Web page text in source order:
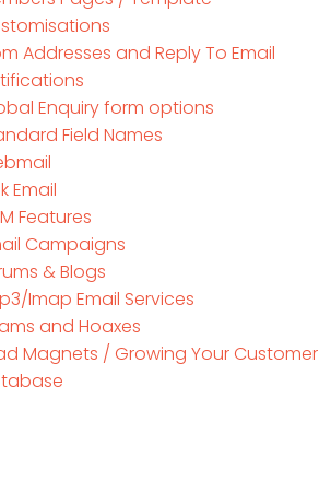
Addresses and Reply To Email
Enquiry form options
Field Names
Email
Features
Campaigns
& Blogs
Imap Email Services
and Hoaxes
Magnets / Growing Your Customer